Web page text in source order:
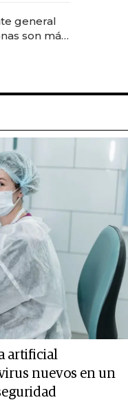
general
son más
artificial
nuevos en un